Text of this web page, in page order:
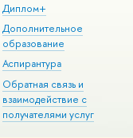
Диплом+
Дополнительное
образование
Аспирантура
Обратная связь и
взаимодействие с
получателями услуг